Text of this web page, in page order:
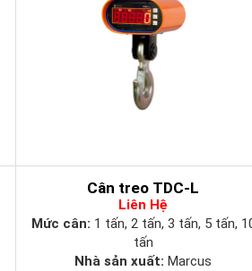
Cân treo TDC-L
Liên Hệ
Mức cân: 1 tấn, 2 tấn, 3 tấn, 5 tấn,
tấn
Nhà sản xuất: Marcus